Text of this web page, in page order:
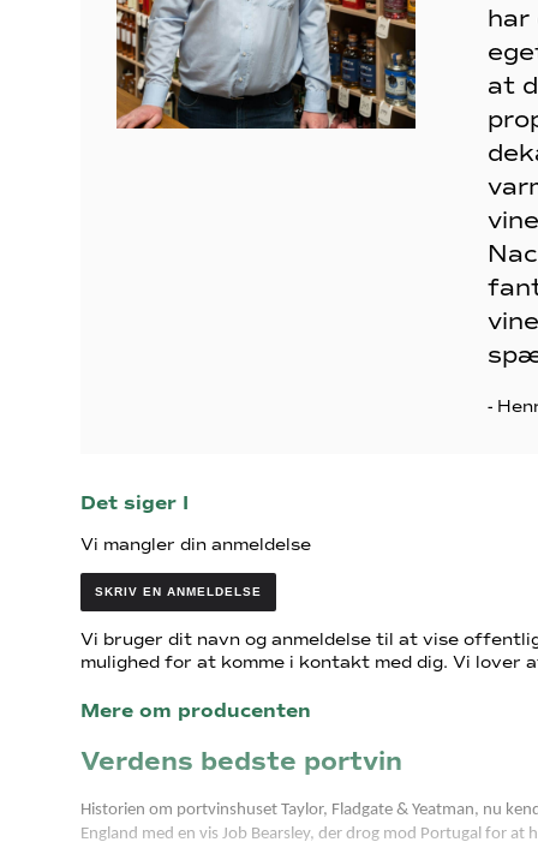
har
at
-
Det siger I
Vi mangler din anmeldelse
SKRIV EN ANMELDELSE
Vi bruger dit navn og anmeldelse til at vise
mulighed for at komme i kontakt med dig. Vi lover
Mere om producenten
Verdens bedste portvin
Historien om portvinshuset Taylor, Fladgate & Yeatman, nu
England med en vis Job Bearsley, der drog mod Portugal for